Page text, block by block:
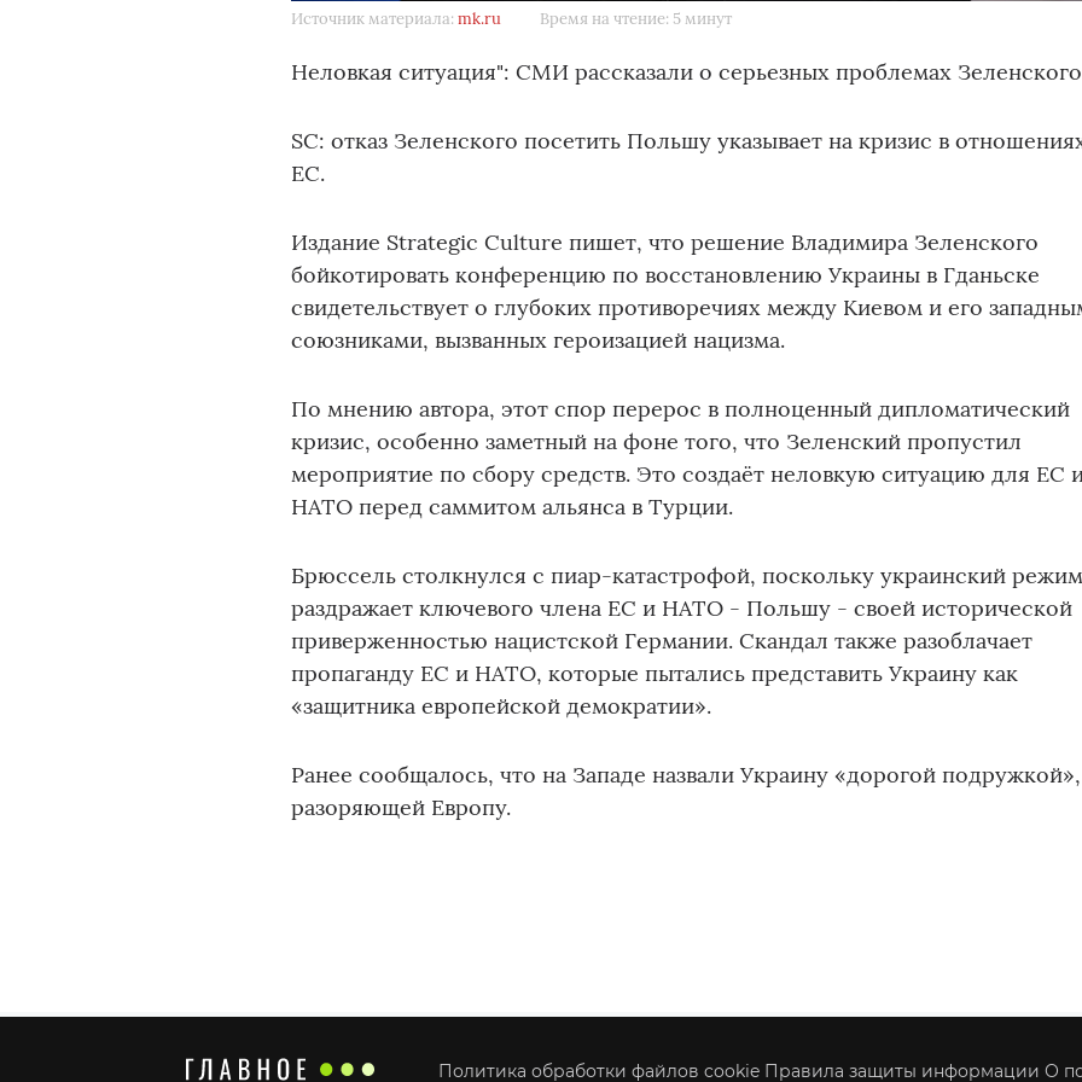
Источник материала:mk.ru Время на чтение: 5 минут
Неловкая ситуация": СМИ рассказали о серьезных проблемах
SC: отказ Зеленского посетить Польшу указывает на кризис в
ЕС.
Издание Strategic Culture пишет, что решение Владимира Зеленского
бойкотировать конференцию по восстановлению Украины в Гданьске
свидетельствует о глубоких противоречиях между Киевом и его
союзниками, вызванных героизацией нацизма.
По мнению автора, этот спор перерос в полноценный дипломатический
кризис, особенно заметный на фоне того, что Зеленский пропустил
мероприятие по сбору средств. Это создаёт неловкую ситуацию для ЕС
НАТО перед саммитом альянса в Турции.
Брюссель столкнулся с пиар-катастрофой, поскольку украинский режим
раздражает ключевого члена ЕС и НАТО - Польшу - своей исторической
приверженностью нацистской Германии. Скандал также разоблачает
пропаганду ЕС и НАТО, которые пытались представить Украину как
«защитника европейской демократии».
Ранее сообщалось, что на Западе назвали Украину «дорогой подружкой»,
разоряющей Европу.
Политика обработки файлов cookie Правила защиты информации О